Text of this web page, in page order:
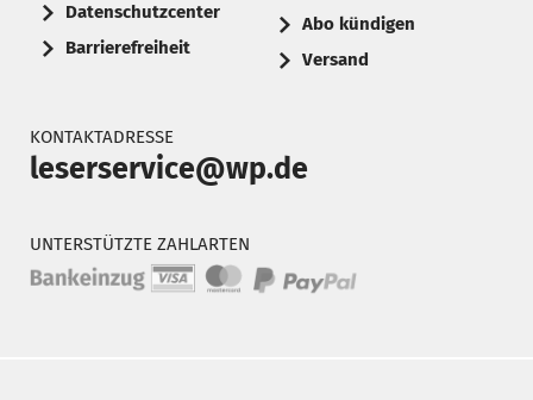
Datenschutzcenter
Barrierefreiheit
Abo kündigen
Versand
KONTAKTADRESSE
leserservice@wp.de
UNTERSTÜTZTE ZAHLARTEN